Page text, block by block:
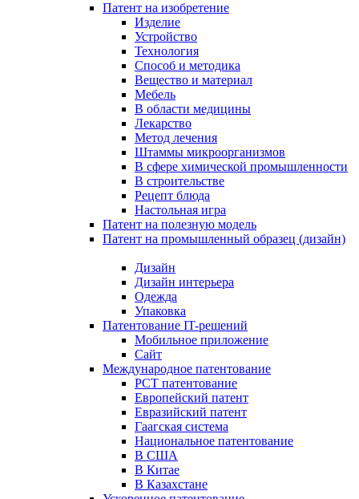
Патент на изобретение
Изделие
Устройство
Технология
Способ и методика
Вещество и материал
Мебель
В области медицины
Лекарство
Метод лечения
Штаммы микроорганизмов
В сфере химической промышленности
В строительстве
Рецепт блюда
Настольная игра
Патент на полезную модель
Патент на промышленный образец (дизайн)
Дизайн
Дизайн интерьера
Одежда
Упаковка
Патентование IT-решений
Мобильное приложение
Сайт
Международное патентование
PCT патентование
Европейский патент
Евразийский патент
Гаагская система
Национальное патентование
В США
В Китае
В Казахстане